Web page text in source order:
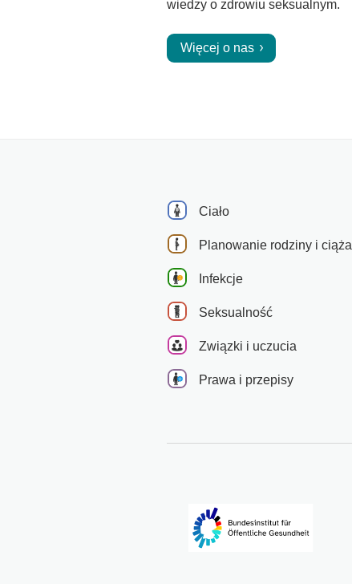
wiedzy o zdrowiu seksualnym.
Więcej o nas
Ciało
Planowanie rodziny i ciąża
Infekcje
Seksualność
Związki i uczucia
Prawa i przepisy